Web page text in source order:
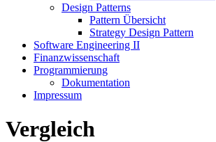
Design Patterns
Pattern Übersicht
Strategy Design Pattern
Software Engineering II
Finanzwissenschaft
Programmierung
Dokumentation
Impressum
Vergleich